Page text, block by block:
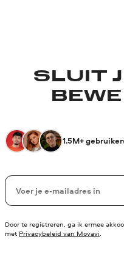
SLUIT
1.5M+
Uw e-mail
Door te registreren, ga ik ermee
met Privacybeleid van Movavi